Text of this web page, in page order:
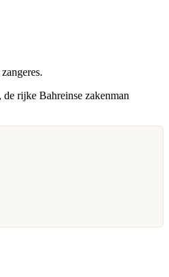
rijke Bahreinse zakenman